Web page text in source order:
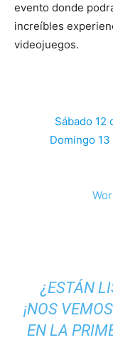
evento donde
increíbles
videojuegos.
Sábado 12
Domingo 13
¿ESTÁN
¡NOS
EN LA